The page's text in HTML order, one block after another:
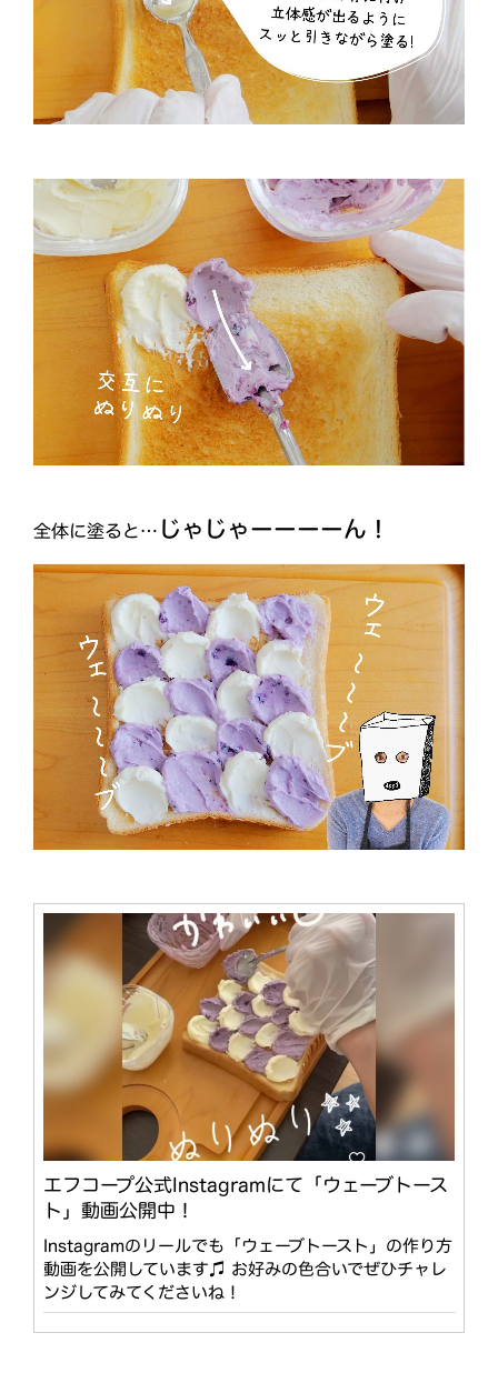
全体に塗ると… じゃじゃーーーーん！
エフコープ公式Instagramにて「ウェーブトース
ト」動画公開中！
Instagramのリールでも「ウェーブトースト」の作り方
動画を公開しています♫ お好みの色合いでぜひチャレ
ンジしてみてくださいね！